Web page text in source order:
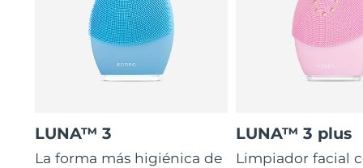
LUNA™ 3
La forma más higiénica de
LUNA™ 3 plus
Limpiador facial